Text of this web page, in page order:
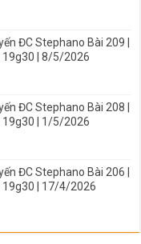
ĐC Stephano Bài 209 |
19g30 | 8/5/2026
ĐC Stephano Bài 208 |
19g30 | 1/5/2026
ĐC Stephano Bài 206 |
19g30 | 17/4/2026